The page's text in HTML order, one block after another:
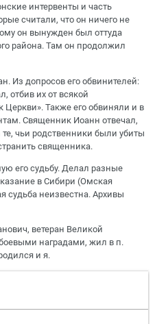
интервенты и часть
считали, что он ничего не
он вынужден был оттуда
района. Там он продолжил
Из допросов его обвинителей:
отбив их от всякой
Также его обвиняли и в
Священник Иоанн отвечал,
чьи родственники были убиты
священника.
его судьбу. Делал разные
в Сибири (Омская
судьба неизвестна. Архивы
ветеран Великой
наградами, жил в п.
и я.